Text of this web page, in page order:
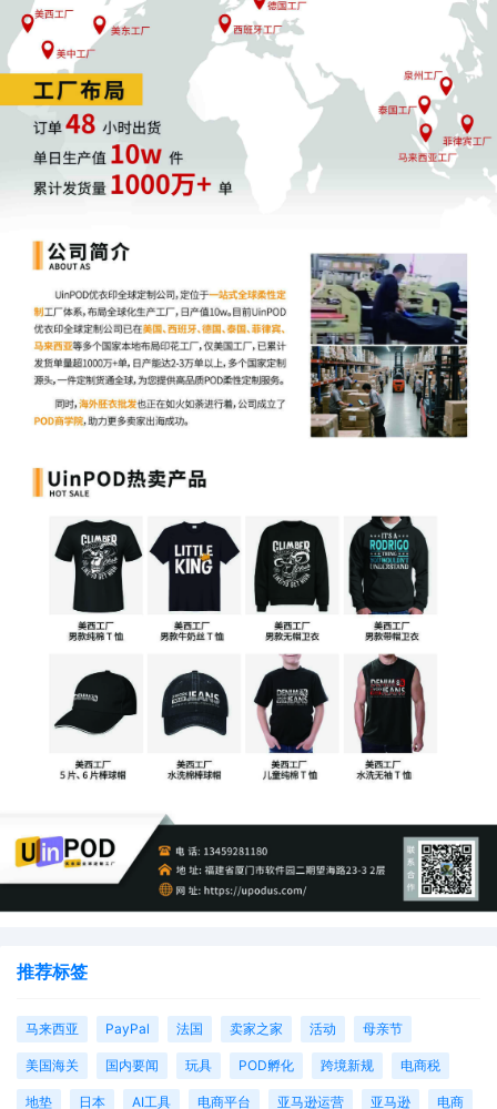
推荐标签
马来西亚 PayPal 法国 卖家之家 活动 母亲节
美国海关 国内要闻 玩具 POD孵化 跨境新规 电商税
地垫 日本 AI工具 电商平台 亚马逊运营 亚马逊 电商